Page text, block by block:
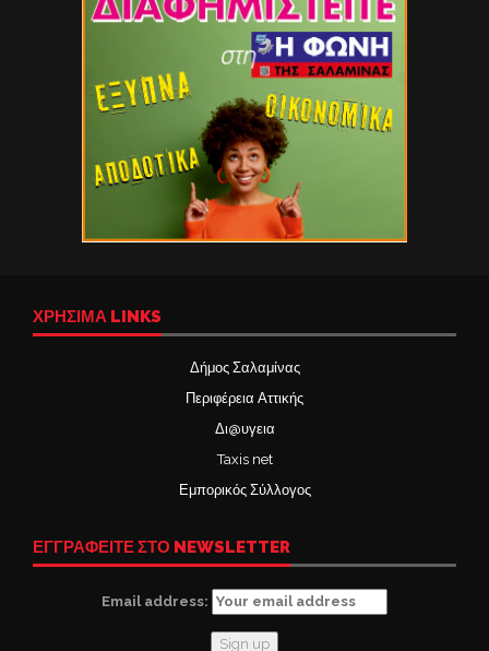
ΧΡΉΣΙΜΑ LINKS
Δήμος Σαλαμίνας
Περιφέρεια Αττικής
Δι@υγεια
Taxis net
Εμπορικός Σύλλογος
ΕΓΓΡΑΦΕΙΤΕ ΣΤΟ NEWSLETTER
Email address: